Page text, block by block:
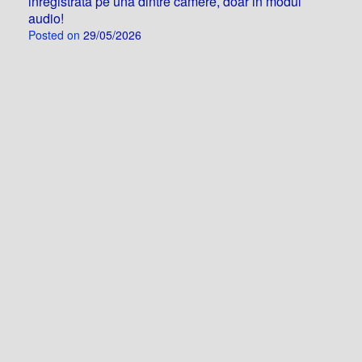
audio!
Posted on 29/05/2026